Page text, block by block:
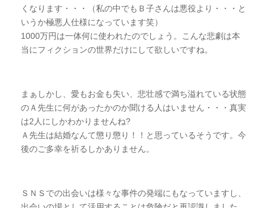
くなります・・・（私の中でもＢ子さんは悪役より・・・と
いうか極悪人仕様になっています笑）
1000万円は一体何に使われたのでしょう。こんな悲劇は本
当にフィクションの世界だけにして欲しいですね。
まぁしかし、愛もお金も失い、悲壮感で満ち溢れている状態
のＡ先生に何があったかのか聞ける人はいません・・・真実
は2 人にしかわかりませんね?
Ａ先生は結婚なんて懲り懲り！！と思っているそうです。今
後のご多幸を祈るしかありません。
ＳＮＳでの出会いは様々な事件の発端にもなっていますし、